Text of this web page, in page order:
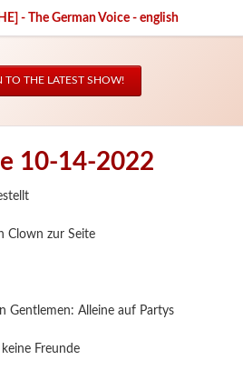
TO THE LATEST SHOW!
10-14-2022
Clown zur Seite
Gentlemen: Alleine auf Partys
Freunde